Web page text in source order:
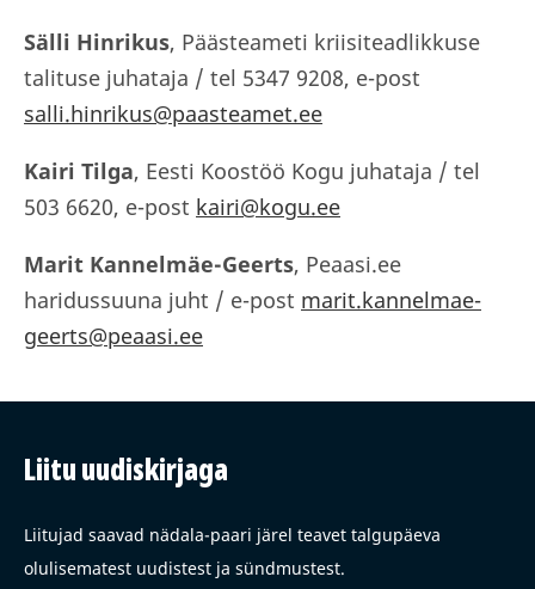
Sälli Hinrikus, Päästeameti kriisiteadlikkuse
talituse juhataja / tel 5347 9208, e-post
salli.hinrikus@paasteamet.ee
Kairi Tilga, Eesti Koostöö Kogu juhataja / tel
503 6620, e-post kairi@kogu.ee
Marit Kannelmäe-Geerts, Peaasi.ee
haridussuuna juht / e-post marit.kannelmae-
geerts@peaasi.ee
Liitu uudiskirjaga
Liitujad saavad nädala-paari järel teavet talgupäeva
olulisematest uudistest ja sündmustest.